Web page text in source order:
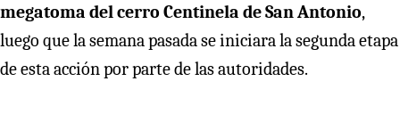
megatoma del cerro Centinela de San Antonio,
luego que la semana pasada se iniciara la segunda etapa
de esta acción por parte de las autoridades.